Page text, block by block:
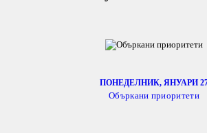
ПОНЕДЕЛНИК, ЯНУАРИ
Объркани приоритети